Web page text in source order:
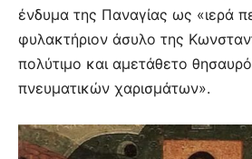
ένδυμα της Παναγίας ως «ιερά
φυλακτήριον άσυλο της
πολύτιμο και αμετάθετο
πνευματικών χαρισμάτων».